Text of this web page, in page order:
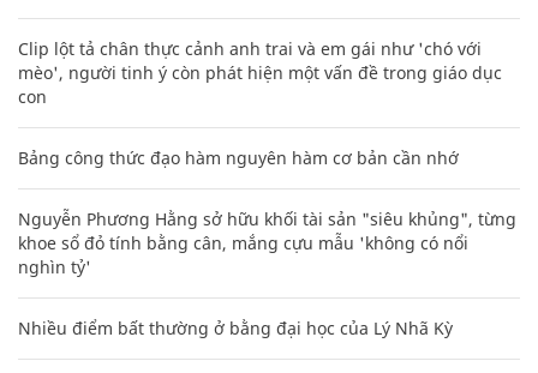
Clip lột tả chân thực cảnh anh trai và em gái như 'chó với
mèo', người tinh ý còn phát hiện một vấn đề trong giáo dục
con
Bảng công thức đạo hàm nguyên hàm cơ bản cần nhớ
Nguyễn Phương Hằng sở hữu khối tài sản "siêu khủng", từng
khoe sổ đỏ tính bằng cân, mắng cựu mẫu 'không có nổi
nghìn tỷ'
Nhiều điểm bất thường ở bằng đại học của Lý Nhã Kỳ